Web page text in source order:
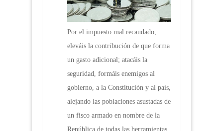
Por el impuesto mal recaudado,
eleváis la contribución de que forma
un gasto adicional; atacáis la
seguridad, formáis enemigos al
gobierno, a la Constitución y al país,
alejando las poblaciones asustadas de
un fisco armado en nombre de la
República de todas las herramientas